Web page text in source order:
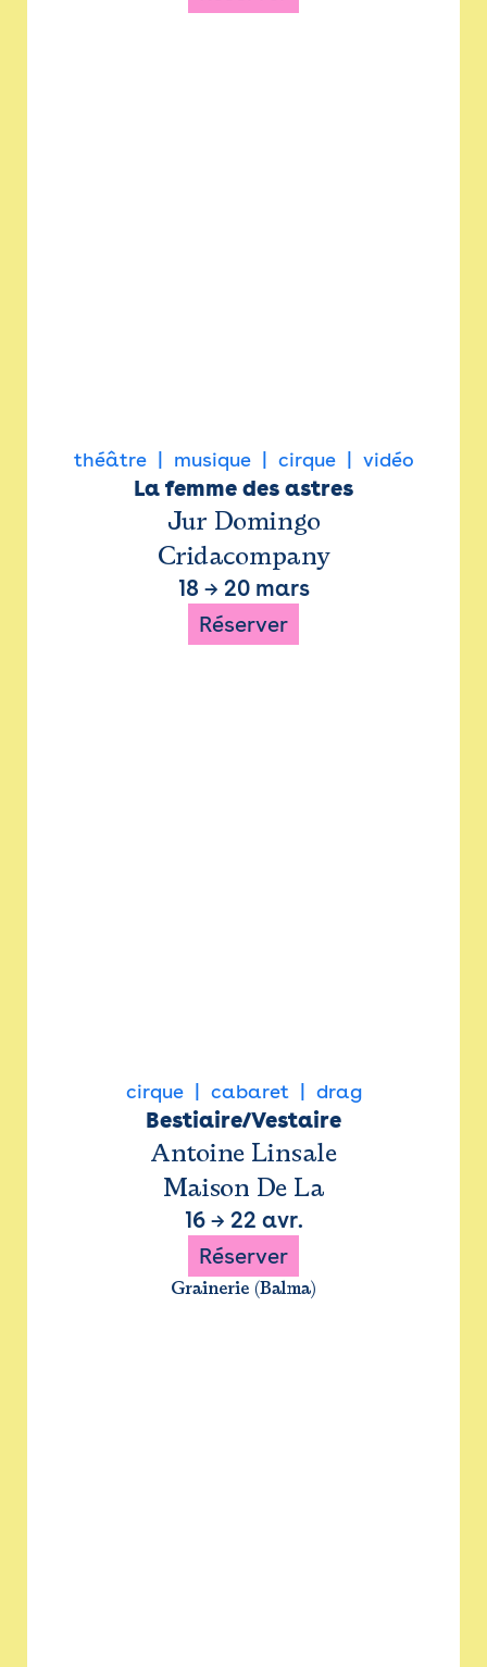
théâtre musique cirque vidéo
La femme des astres
Jur Domingo
Cridacompany
18 → 20 mars
Réserver
cirque cabaret drag
Bestiaire/Vestaire
Antoine Linsale
Maison De La
16→ 22 avr.
Réserver
Grainerie (Balma)